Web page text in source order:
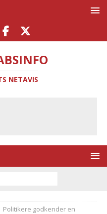
NETAVIS
Politikere godkender en